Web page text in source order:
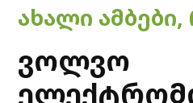
POSTED
ᲐᲮᲐᲚᲘ ᲐᲛᲑᲔᲑᲘ,
ვოლვო